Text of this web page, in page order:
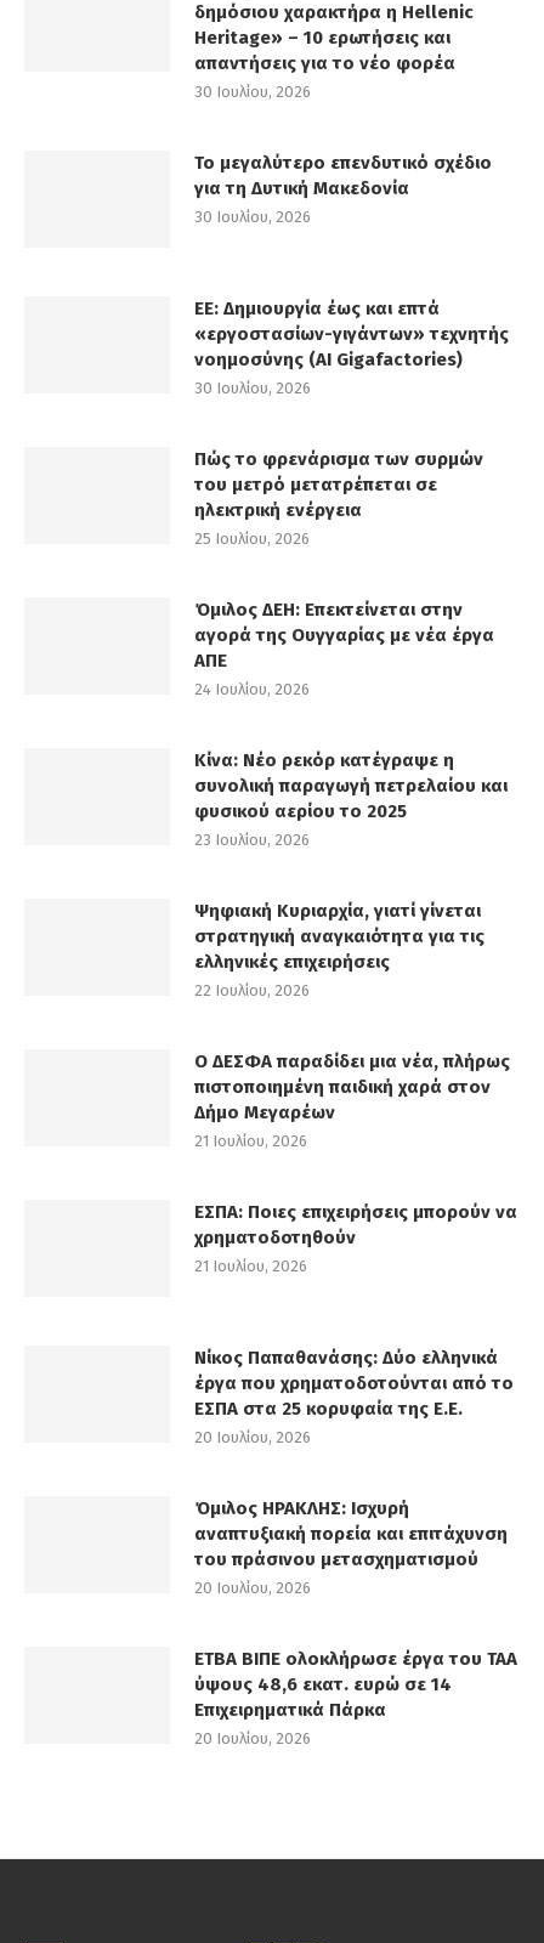
δημόσιου χαρακτήρα η Hellenic
Heritage» – 10 ερωτήσεις και
απαντήσεις για το νέο φορέα
30 Ιουλίου, 2026
Το μεγαλύτερο επενδυτικό σχέδιο
για τη Δυτική Μακεδονία
30 Ιουλίου, 2026
ΕΕ: Δημιουργία έως και επτά
«εργοστασίων-γιγάντων» τεχνητής
νοημοσύνης (AI Gigafactories)
30 Ιουλίου, 2026
Πώς το φρενάρισμα των συρμών
του μετρό μετατρέπεται σε
ηλεκτρική ενέργεια
25 Ιουλίου, 2026
Όμιλος ΔΕΗ: Επεκτείνεται στην
αγορά της Ουγγαρίας με νέα έργα
ΑΠΕ
24 Ιουλίου, 2026
Κίνα: Νέο ρεκόρ κατέγραψε η
συνολική παραγωγή πετρελαίου και
φυσικού αερίου το 2025
23 Ιουλίου, 2026
Ψηφιακή Κυριαρχία, γιατί γίνεται
στρατηγική αναγκαιότητα για τις
ελληνικές επιχειρήσεις
22 Ιουλίου, 2026
Ο ΔΕΣΦΑ παραδίδει μια νέα, πλήρως
πιστοποιημένη παιδική χαρά στον
Δήμο Μεγαρέων
21 Ιουλίου, 2026
ΕΣΠΑ: Ποιες επιχειρήσεις μπορούν να
χρηματοδοτηθούν
21 Ιουλίου, 2026
Νίκος Παπαθανάσης: Δύο ελληνικά
έργα που χρηματοδοτούνται από το
ΕΣΠΑ στα 25 κορυφαία της Ε.Ε.
20 Ιουλίου, 2026
Όμιλος ΗΡΑΚΛΗΣ: Ισχυρή
αναπτυξιακή πορεία και επιτάχυνση
του πράσινου μετασχηματισμού
20 Ιουλίου, 2026
ΕΤΒΑ ΒΙΠΕ ολοκλήρωσε έργα του ΤΑΑ
ύψους 48,6 εκατ. ευρώ σε 14
Επιχειρηματικά Πάρκα
20 Ιουλίου, 2026